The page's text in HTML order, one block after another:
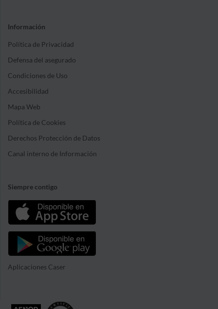
Información
Política de Privacidad
Defensa del asegurado
Condiciones de Uso
Accesibilidad
Mapa Web
Política de Cookies
Derechos Protección de Datos
Canal interno de Información
Siempre contigo
Aplicaciones Caser